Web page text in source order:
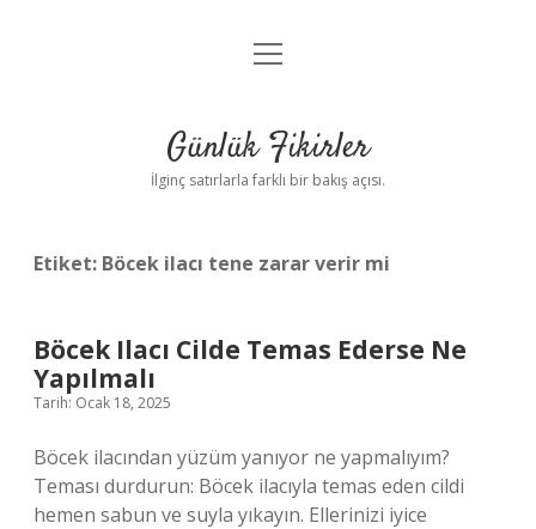
Anasayfa
Yasal Uyarı
menüyü
Günlük Fikirler
İlginç satırlarla farklı bir bakış açısı.
Etiket: Böcek ilacı tene zarar verir mi
Böcek Ilacı Cilde Temas Ederse Ne
Yapılmalı
Tarih: Ocak 18, 2025
Böcek ilacından yüzüm yanıyor ne yapmalıyım?
Teması durdurun: Böcek ilacıyla temas eden cildi
hemen sabun ve suyla yıkayın. Ellerinizi iyice